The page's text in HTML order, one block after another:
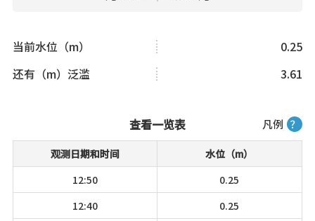
当前水位（m）
0.25
还有（m）泛滥
3.61
凡例 ？
查看一览表
观测日期和时间
水位（m）
12:50
0.25
12:40
0.25